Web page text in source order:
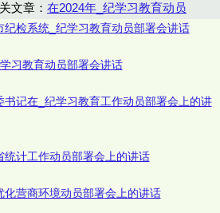
文章： 在2024年_纪学习教育动员
纪检系统_纪学习教育动员部署会讲话
学习教育动员部署会讲话
书记在_纪学习教育工作动员部署会上的讲
统计工作动员部署会上的讲话
化营商环境动员部署会上的讲话